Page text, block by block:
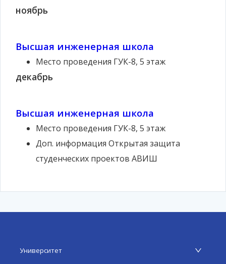
ноябрь
Высшая инженерная школа
Место проведения ГУК-8, 5 этаж
декабрь
Высшая инженерная школа
Место проведения ГУК-8, 5 этаж
Доп. информация Открытая защита
студенческих проектов АВИШ
Университет